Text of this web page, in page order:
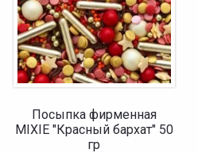
Посыпка фирменная
MIXIE "Красный бархат" 50
гр